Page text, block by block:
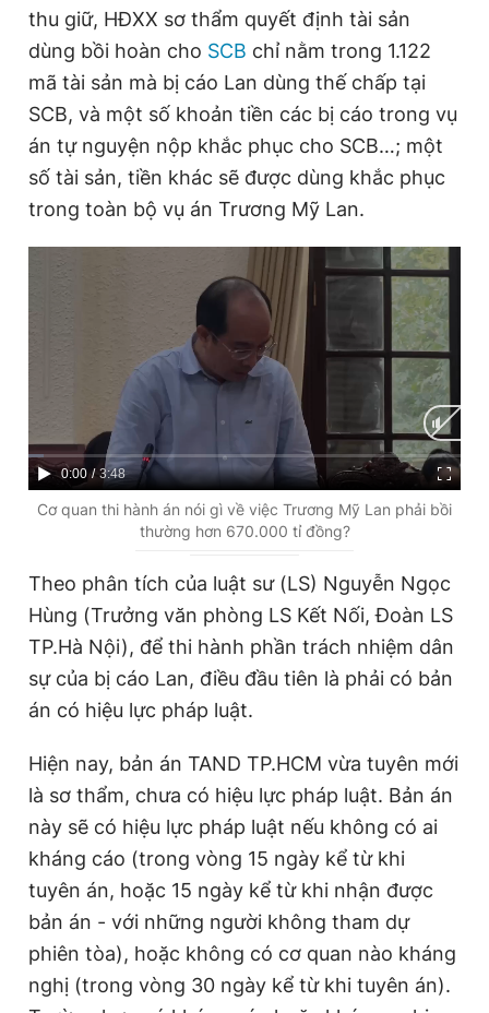
thu giữ, HĐXX sơ thẩm quyết định tài sản
dùng bồi hoàn cho SCB chỉ nằm trong 1.122
mã tài sản mà bị cáo Lan dùng thế chấp tại
SCB, và một số khoản tiền các bị cáo trong vụ
án tự nguyện nộp khắc phục cho SCB…; một
số tài sản, tiền khác sẽ được dùng khắc phục
trong toàn bộ vụ án Trương Mỹ Lan.
C
u
n
m
e
0:00 / D
u
i
n
3:48
Cơ quan thi hành án nói gì về việc Trương Mỹ Lan phải bồi
thường hơn 670.000 tỉ đồng?
Theo phân tích của luật sư (LS) Nguyễn Ngọc
Hùng (Trưởng văn phòng LS Kết Nối, Đoàn LS
TP.Hà Nội), để thi hành phần trách nhiệm dân
sự của bị cáo Lan, điều đầu tiên là phải có bản
án có hiệu lực pháp luật.
Hiện nay, bản án TAND TP.HCM vừa tuyên mới
là sơ thẩm, chưa có hiệu lực pháp luật. Bản án
này sẽ có hiệu lực pháp luật nếu không có ai
kháng cáo (trong vòng 15 ngày kể từ khi
tuyên án, hoặc 15 ngày kể từ khi nhận được
bản án - với những người không tham dự
phiên tòa), hoặc không có cơ quan nào kháng
nghị (trong vòng 30 ngày kể từ khi tuyên án).